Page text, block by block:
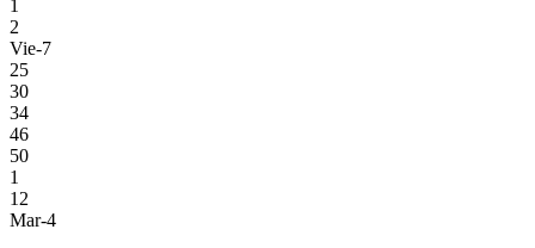
1
2
Vie-7
25
30
34
46
50
1
12
Mar-4